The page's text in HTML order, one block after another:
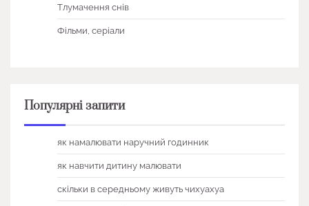
Тлумачення снів
Фільми, серіали
Популярні запити
як намалювати наручний годинник
як навчити дитину малювати
скільки в середньому живуть чихуахуа